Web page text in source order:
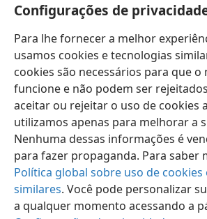
Configurações de
Para lhe fornecer a melhor
usamos cookies e tecnologias
cookies são necessários para que o
funcione e não podem ser
aceitar ou rejeitar o uso de cookies
utilizamos apenas para melhorar a
Nenhuma dessas informações é
para fazer propaganda. Para saber
Política global sobre uso de cookies
similares. Você pode personalizar
a qualquer momento acessando a
antepassados e foi enterrado com os
antepassados na Cidade de Davi,
seu filho, começou a reinar
Português (Brasil)
Copyright © 2026 Watch Tower Bible and Tract
Termos de Uso
Política de
Configurações de Privacidade